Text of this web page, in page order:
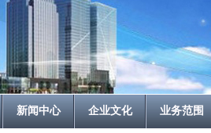
新闻中心 企业文化 业务范围